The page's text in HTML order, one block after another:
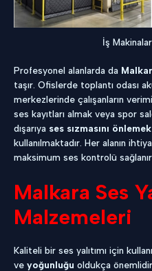
İş
Profesyonel alanlarda da
taşır. Ofislerde toplantı odası
merkezlerinde çalışanların
ses kayıtları almak veya spor
dışarıya ses sızmasını önlemek
kullanılmaktadır. Her alanın
maksimum ses kontrolü sağlanır.
Malkara Ses
Malzemeleri
Kaliteli bir ses yalıtımı için
ve yoğunluğu oldukça